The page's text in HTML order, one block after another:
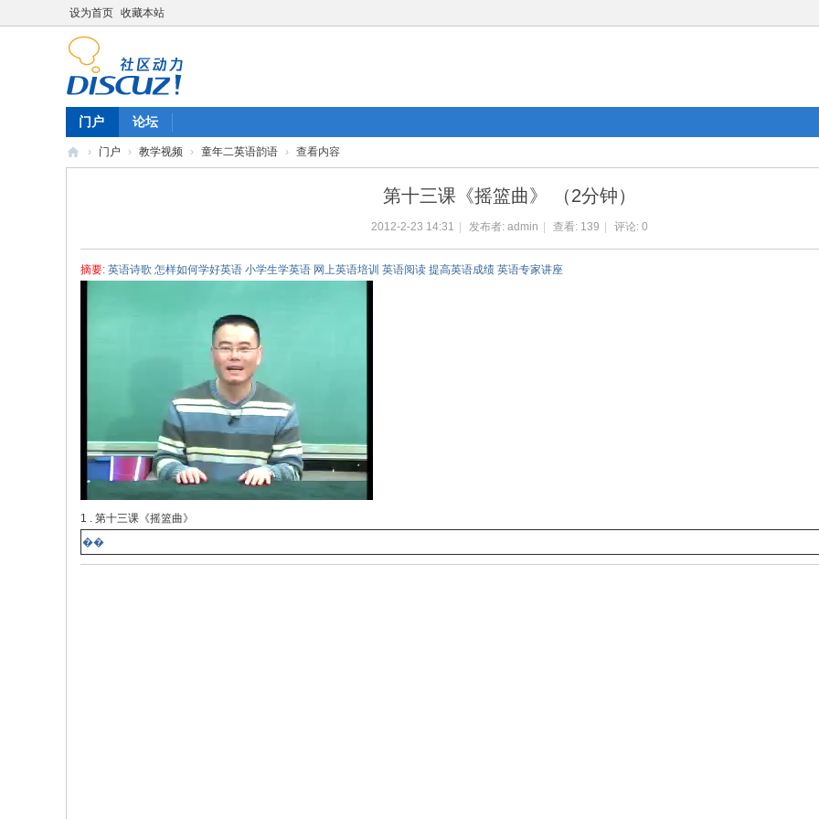
设为首页 收藏本站
门户 论坛
› 门户 › 教学视频 › 童年二英语韵语 › 查看内容
第十三课《摇篮曲》 （2分钟）
2012-2-23 14:31 发布者: admin 查看: 139 评论: 0
摘要: 英语诗歌 怎样如何学好英语 小学生学英语 网上英语培训 英语阅读 提高英语成绩 英语专家讲座
1 . 第十三课《摇篮曲》
��